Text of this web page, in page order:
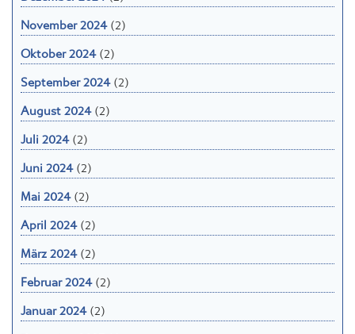
November 2024(2)
Oktober 2024(2)
September 2024(2)
August 2024(2)
Juli 2024(2)
Juni 2024(2)
Mai 2024(2)
April 2024(2)
März 2024(2)
Februar 2024(2)
Januar 2024(2)